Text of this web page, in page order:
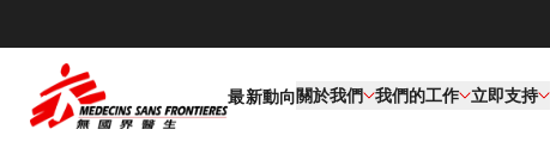
最新動向關於我們 我們的工作​ 立即支持